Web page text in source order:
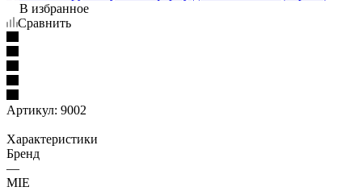
В избранное
Сравнить
Артикул: 9002
Характеристики
Бренд
—
MIE